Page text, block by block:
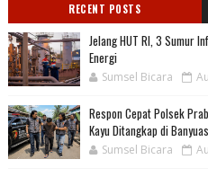
RECENT POSTS
Jelang HUT RI, 3 Sumur
Energi
Sumsel Bicara
Respon Cepat Polsek
Kayu Ditangkap di
Sumsel Bicara